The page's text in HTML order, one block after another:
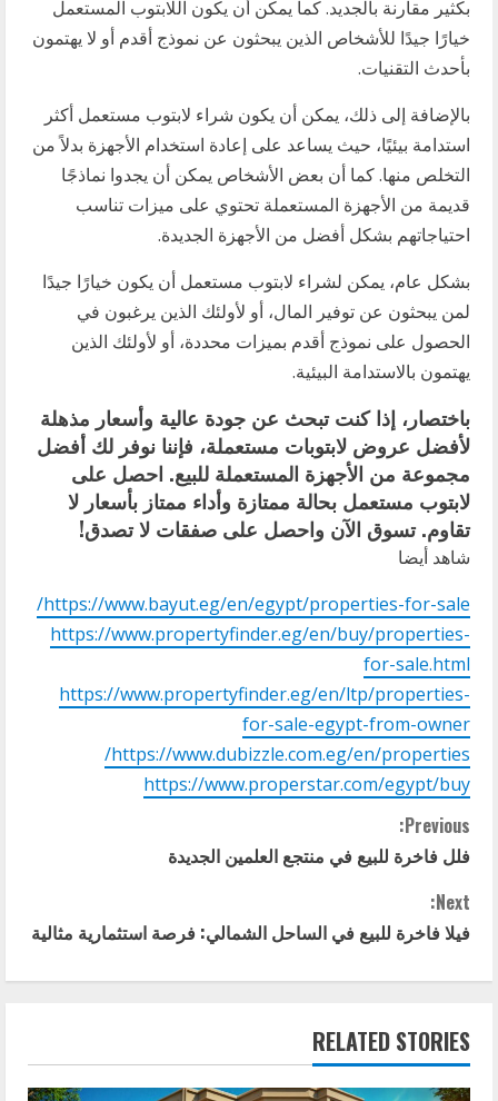
بكثير مقارنة بالجديد. كما يمكن أن يكون اللابتوب المستعمل
خيارًا جيدًا للأشخاص الذين يبحثون عن نموذج أقدم أو لا يهتمون
بأحدث التقنيات.
بالإضافة إلى ذلك، يمكن أن يكون شراء لابتوب مستعمل أكثر
استدامة بيئيًا، حيث يساعد على إعادة استخدام الأجهزة بدلاً من
التخلص منها. كما أن بعض الأشخاص يمكن أن يجدوا نماذجًا
قديمة من الأجهزة المستعملة تحتوي على ميزات تناسب
احتياجاتهم بشكل أفضل من الأجهزة الجديدة.
بشكل عام، يمكن لشراء لابتوب مستعمل أن يكون خيارًا جيدًا
لمن يبحثون عن توفير المال، أو لأولئك الذين يرغبون في
الحصول على نموذج أقدم بميزات محددة، أو لأولئك الذين
يهتمون بالاستدامة البيئية.
باختصار، إذا كنت تبحث عن جودة عالية وأسعار مذهلة
لأفضل عروض لابتوبات مستعملة، فإننا نوفر لك أفضل
مجموعة من الأجهزة المستعملة للبيع. احصل على
لابتوب مستعمل بحالة ممتازة وأداء ممتاز بأسعار لا
تقاوم. تسوق الآن واحصل على صفقات لا تصدق!
شاهد أيضا
https://www.bayut.eg/en/egypt/properties-for-sale/
https://www.propertyfinder.eg/en/buy/properties-
for-sale.html
https://www.propertyfinder.eg/en/ltp/properties-
for-sale-egypt-from-owner
https://www.dubizzle.com.eg/en/properties/
https://www.properstar.com/egypt/buy
C
n
t
i
n
Previous:
فلل فاخرة للبيع في منتجع العلمين الجديدة
Next:
فيلا فاخرة للبيع في الساحل الشمالي: فرصة استثمارية مثالية
RELATED STORIES